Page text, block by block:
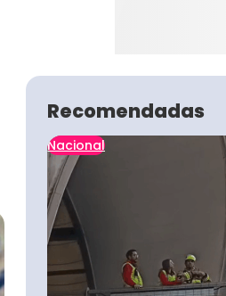
Recomendadas
Nacional